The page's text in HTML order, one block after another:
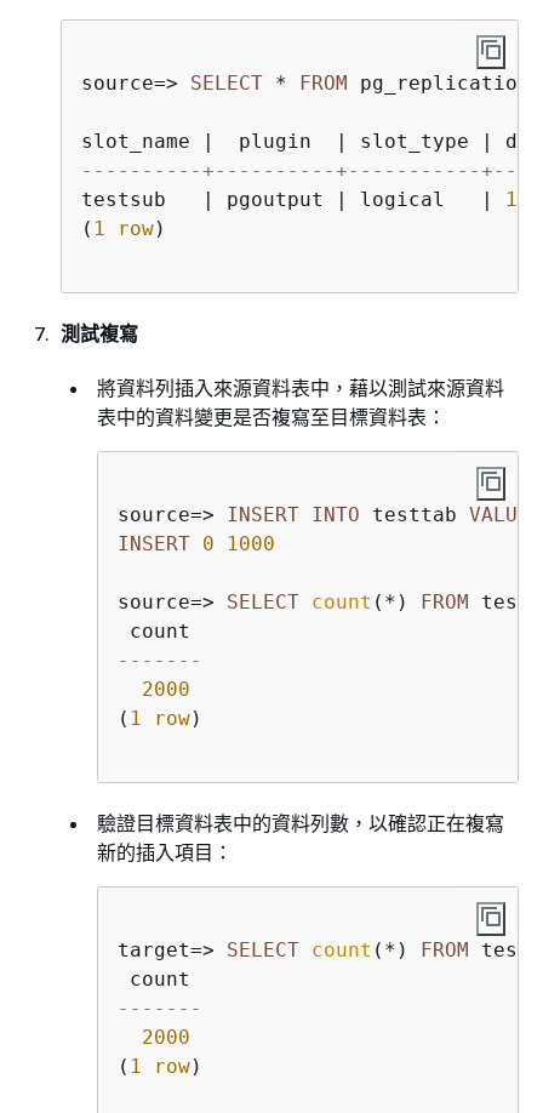
source=> SELECT * FROM
slot_name |
  plugin
| slot_type |
----------+----------+-----------
testsub
| pgoutput | logical |
( 1 row)
測試複寫
將資料列插入來源資料表中，藉以測試來源資料
表中的資料變更是否複寫至目標資料表：
source=> INSERT INTO testtab VALUES
INSERT 0 1000
source=> SELECT count ( * ) FROM
-------
2000
( 1 row)
驗證目標資料表中的資料列數，以確認正在複寫
新的插入項目：
target=> SELECT count ( * ) FROM
-------
2000
( 1 row)